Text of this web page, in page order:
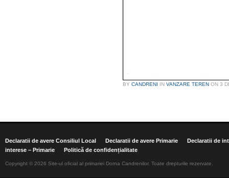
BY CANDRENI IN VANZARE TEREN ON 3
Declaratii de avere Consiliul Local Declaratii de avere Primarie
Declaratii de
interese – Primarie
Politică de confidențialitate
Copyright © 2026 Site-ul oficial al primariei Dorna Candrenilor. Toate drepturile rezervate.